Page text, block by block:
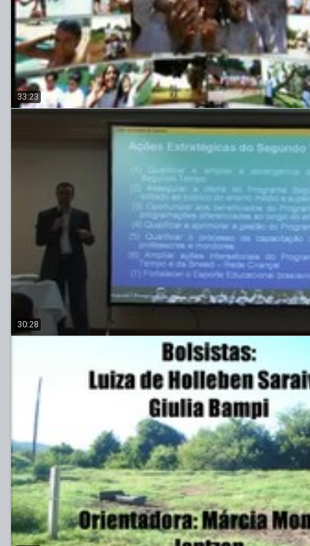
33:23
30:28